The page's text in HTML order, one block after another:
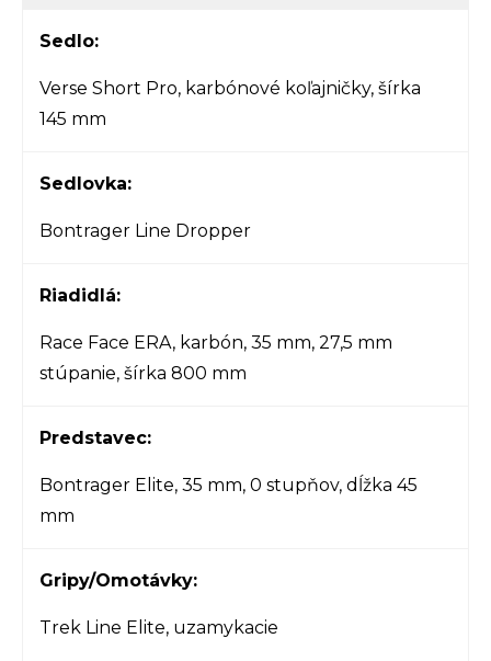
Sedlo:
Verse Short Pro, karbónové koľajničky, šírka
145 mm
Sedlovka:
Bontrager Line Dropper
Riadidlá:
Race Face ERA, karbón, 35 mm, 27,5 mm
stúpanie, šírka 800 mm
Predstavec:
Bontrager Elite, 35 mm, 0 stupňov, dĺžka 45
mm
Gripy/Omotávky:
Trek Line Elite, uzamykacie